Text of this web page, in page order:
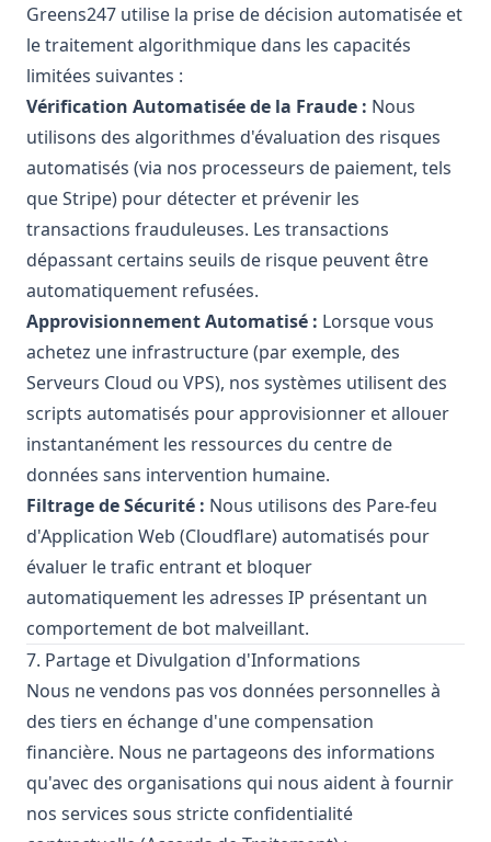
Greens247 utilise la prise de décision automatisée et
le traitement algorithmique dans les capacités
limitées suivantes :
Vérification Automatisée de la Fraude : Nous
utilisons des algorithmes d'évaluation des risques
automatisés (via nos processeurs de paiement, tels
que Stripe) pour détecter et prévenir les
transactions frauduleuses. Les transactions
dépassant certains seuils de risque peuvent être
automatiquement refusées.
Approvisionnement Automatisé : Lorsque vous
achetez une infrastructure (par exemple, des
Serveurs Cloud ou VPS), nos systèmes utilisent des
scripts automatisés pour approvisionner et allouer
instantanément les ressources du centre de
données sans intervention humaine.
Filtrage de Sécurité : Nous utilisons des Pare-feu
d'Application Web (Cloudflare) automatisés pour
évaluer le trafic entrant et bloquer
automatiquement les adresses IP présentant un
comportement de bot malveillant.
7. Partage et Divulgation d'Informations
Nous ne vendons pas vos données personnelles à
des tiers en échange d'une compensation
financière. Nous ne partageons des informations
qu'avec des organisations qui nous aident à fournir
nos services sous stricte confidentialité